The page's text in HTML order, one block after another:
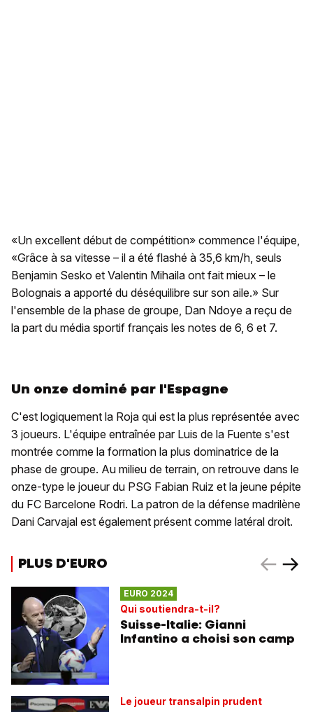
«Un excellent début de compétition» commence l'équipe,
«Grâce à sa vitesse – il a été flashé à 35,6 km/h, seuls
Benjamin Sesko et Valentin Mihaila ont fait mieux – le
Bolognais a apporté du déséquilibre sur son aile.» Sur
l'ensemble de la phase de groupe, Dan Ndoye a reçu de
la part du média sportif français les notes de 6, 6 et 7.
Un onze dominé par l'Espagne
C'est logiquement la Roja qui est la plus représentée avec
3 joueurs. L'équipe entraînée par Luis de la Fuente s'est
montrée comme la formation la plus dominatrice de la
phase de groupe. Au milieu de terrain, on retrouve dans le
onze-type le joueur du PSG Fabian Ruiz et la jeune pépite
du FC Barcelone Rodri. La patron de la défense madrilène
Dani Carvajal est également présent comme latéral droit.
PLUS D'EURO
EURO 2024
Qui soutiendra-t-il?
Suisse-Italie: Gianni
Infantino a choisi son camp
Le joueur transalpin prudent